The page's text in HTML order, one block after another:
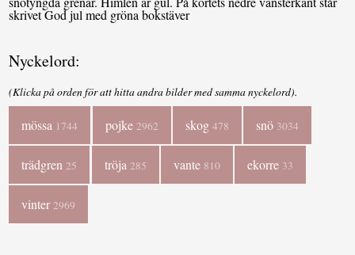
skrivet God jul med gröna bokstäver
Nyckelord:
(Klicka på orden för att hitta andra bilder med samma nyckelord).
mössa 1744 pojke 2962 skog 478 snö 3034
trädgren 25 tröja 285 vante 810 ekorre 33
vinter 2969